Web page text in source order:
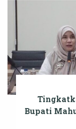
Bupati